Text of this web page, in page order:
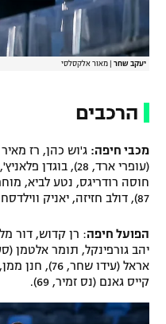
יעקב שחר מאור אלקסלסי
הרכבים
מכבי חיפה:
חוסה רודריגס, נטע לביא,
87), דולב חזיזה, יאניק ווילדסחוט (גודסוואי דוניו, 75).
הפועל חיפה: רן קדוש, דור
קייס גאנם (נס זמיר, 69).